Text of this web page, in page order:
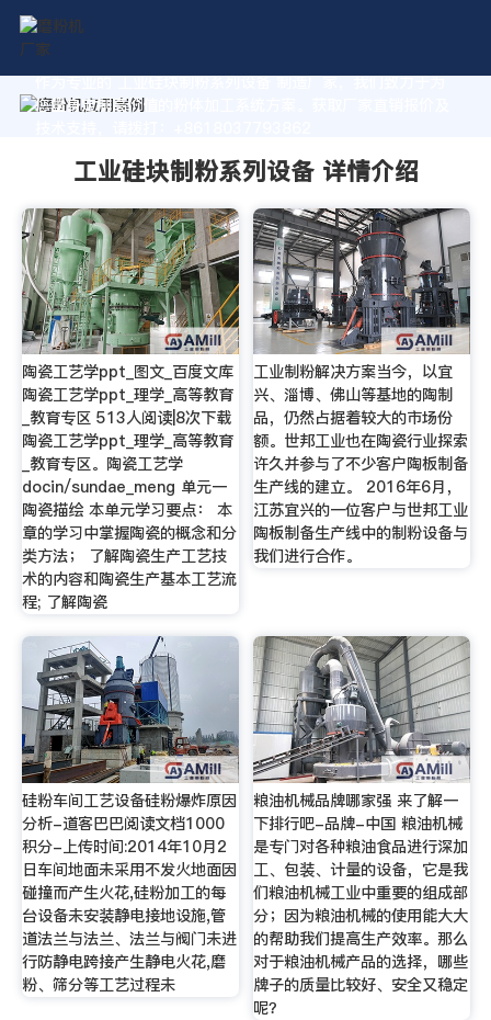
作为专业的 工业硅块制粉系列设备 制造厂家，我们致力于为
您量身定制高价值的粉体加工系统方案。获取厂家直销报价及
工业硅块制粉系列设备 详情介绍
陶瓷工艺学ppt_图文_百度文库
陶瓷工艺学ppt_理学_高等教育
_教育专区 513人阅读|8次下载
陶瓷工艺学ppt_理学_高等教育
_教育专区。陶瓷工艺学
docin/sundae_meng 单元一
陶瓷描绘 本单元学习要点： 本
章的学习中掌握陶瓷的概念和分
类方法； 了解陶瓷生产工艺技
术的内容和陶瓷生产基本工艺流
程; 了解陶瓷
工业制粉解决方案当今，以宜
兴、淄博、佛山等基地的陶制
品，仍然占据着较大的市场份
额。世邦工业也在陶瓷行业探索
许久并参与了不少客户陶板制备
生产线的建立。 2016年6月，
江苏宜兴的一位客户与世邦工业
陶板制备生产线中的制粉设备与
我们进行合作。
硅粉车间工艺设备硅粉爆炸原因
分析-道客巴巴阅读文档1000
积分-上传时间:2014年10月2
日车间地面未采用不发火地面因
碰撞而产生火花,硅粉加工的每
台设备未安装静电接地设施,管
道法兰与法兰、法兰与阀门未进
行防静电跨接产生静电火花,磨
粉、筛分等工艺过程未
粮油机械品牌哪家强 来了解一
下排行吧-品牌-中国 粮油机械
是专门对各种粮油食品进行深加
工、包装、计量的设备，它是我
们粮油机械工业中重要的组成部
分；因为粮油机械的使用能大大
的帮助我们提高生产效率。那么
对于粮油机械产品的选择，哪些
牌子的质量比较好、安全又稳定
呢？